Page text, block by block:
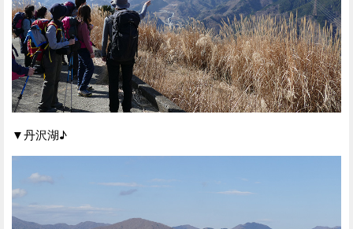
▼丹沢湖♪